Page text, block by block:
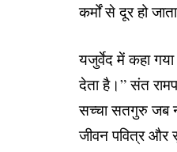
कर्मों से दूर हो
यजुर्वेद में कहा
देता है।” संत
सच्चा सतगुरु जब
जीवन पवित्र और